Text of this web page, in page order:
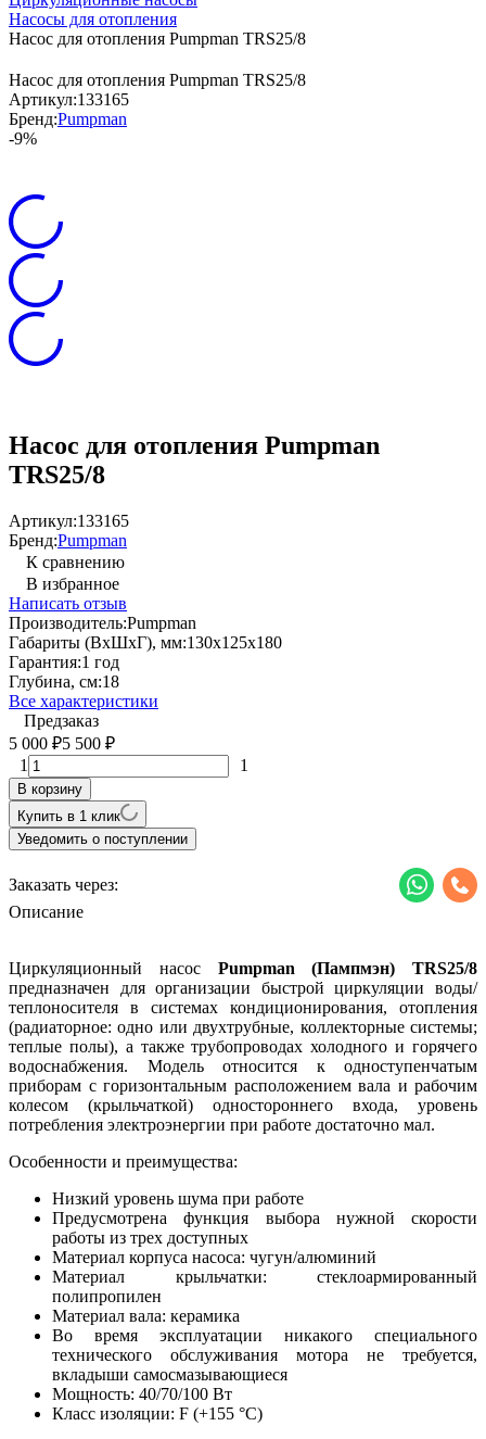
Насосы для отопления
Насос для отопления Pumpman TRS25/8
Насос для отопления Pumpman TRS25/8
Артикул:133165
Бренд:Pumpman
-9%
Насос для отопления Pumpman
TRS25/8
Артикул:133165
Бренд:Pumpman
К сравнению
В избранное
Написать отзыв
Производитель:Pumpman
Габариты (ВхШхГ), мм:130х125х180
Гарантия:1 год
Глубина, см:18
Все характеристики
Предзаказ
5 000 ₽5 500 ₽
1 1
В корзину
Купить в 1 клик
Уведомить о поступлении
Заказать через:
Описание
Циркуляционный насос Pumpman (Пампмэн) TRS25/8
предназначен для организации быстрой циркуляции воды/
теплоносителя в системах кондиционирования, отопления
(радиаторное: одно или двухтрубные, коллекторные системы;
теплые полы), а также трубопроводах холодного и горячего
водоснабжения. Модель относится к одноступенчатым
приборам с горизонтальным расположением вала и рабочим
колесом (крыльчаткой) одностороннего входа, уровень
потребления электроэнергии при работе достаточно мал.
Особенности и преимущества:
Низкий уровень шума при работе
Предусмотрена функция выбора нужной скорости
работы из трех доступных
Материал корпуса насоса: чугун/алюминий
Материал крыльчатки: стеклоармированный
полипропилен
Материал вала: керамика
Во время эксплуатации никакого специального
технического обслуживания мотора не требуется,
вкладыши самосмазывающиеся
Мощность: 40/70/100 Вт
Класс изоляции: F (+155 °C)